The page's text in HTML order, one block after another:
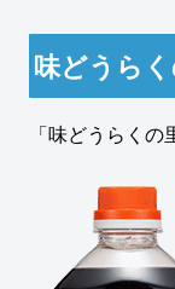
味どうら
「味どうらく